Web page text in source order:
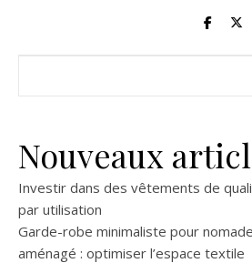
Nouveaux
Investir dans des vêtements de
par utilisation
Garde-robe minimaliste pour
aménagé : optimiser l’espace textile